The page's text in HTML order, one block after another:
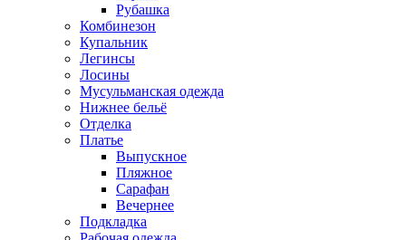
Рубашка
Комбинезон
Купальник
Легинсы
Лосины
Мусульманская одежда
Нижнее бельё
Отделка
Платье
Выпускное
Пляжное
Сарафан
Вечернее
Подкладка